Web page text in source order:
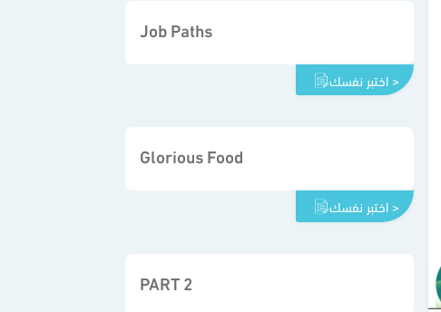
Job Paths
اختبر نفسك >
Glorious Food
اختبر نفسك >
PART 2